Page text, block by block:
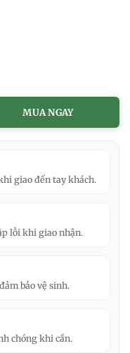
MUA NGAY
giao đến tay khách.
lỗi khi giao nhận.
bảo vệ sinh.
chóng khi cần.